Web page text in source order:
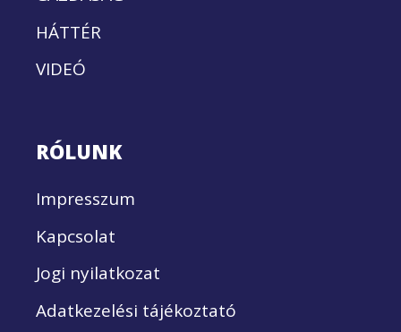
HÁTTÉR
VIDEÓ
RÓLUNK
Impresszum
Kapcsolat
Jogi nyilatkozat
Adatkezelési tájékoztató